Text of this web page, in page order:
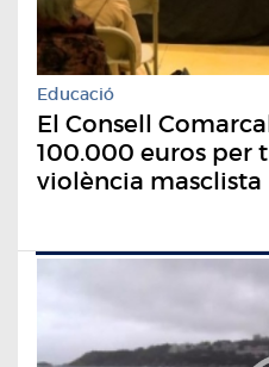
Educació
El Consell
100.000 euros per
violència masclista